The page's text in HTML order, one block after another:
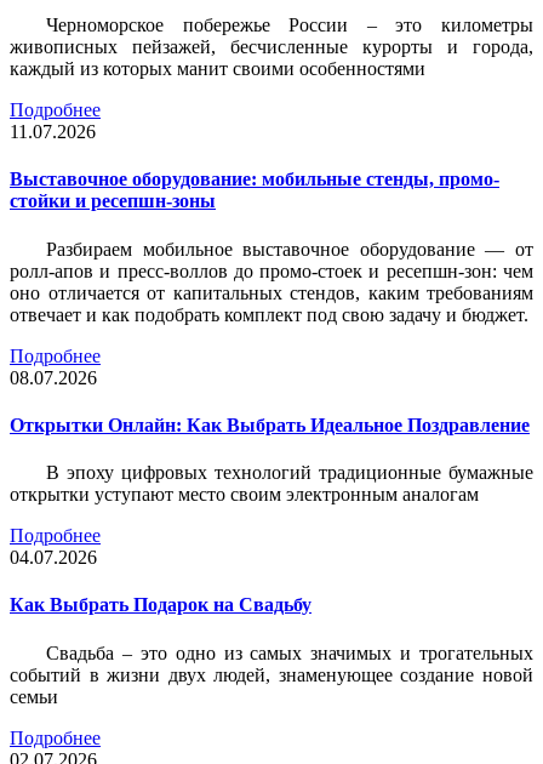
Черноморское побережье России – это километры
живописных пейзажей, бесчисленные курорты и города,
каждый из которых манит своими особенностями
Подробнее
11.07.2026
Выставочное оборудование: мобильные стенды, промо-
стойки и ресепшн-зоны
Разбираем мобильное выставочное оборудование — от
ролл-апов и пресс-воллов до промо-стоек и ресепшн-зон: чем
оно отличается от капитальных стендов, каким требованиям
отвечает и как подобрать комплект под свою задачу и бюджет.
Подробнее
08.07.2026
Открытки Онлайн: Как Выбрать Идеальное Поздравление
В эпоху цифровых технологий традиционные бумажные
открытки уступают место своим электронным аналогам
Подробнее
04.07.2026
Как Выбрать Подарок на Свадьбу
Свадьба – это одно из самых значимых и трогательных
событий в жизни двух людей, знаменующее создание новой
семьи
Подробнее
02.07.2026